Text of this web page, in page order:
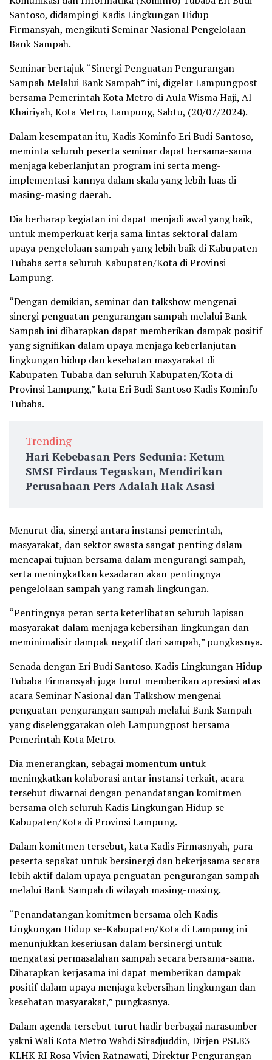
Santoso, didampingi Kadis Lingkungan Hidup
Firmansyah, mengikuti Seminar Nasional Pengelolaan
Bank Sampah.
Seminar bertajuk “Sinergi Penguatan Pengurangan
Sampah Melalui Bank Sampah” ini, digelar Lampungpost
bersama Pemerintah Kota Metro di Aula Wisma Haji, Al
Khairiyah, Kota Metro, Lampung, Sabtu, (20/07/2024).
Dalam kesempatan itu, Kadis Kominfo Eri Budi Santoso,
meminta seluruh peserta seminar dapat bersama-sama
menjaga keberlanjutan program ini serta meng-
implementasi-kannya dalam skala yang lebih luas di
masing-masing daerah.
Dia berharap kegiatan ini dapat menjadi awal yang baik,
untuk memperkuat kerja sama lintas sektoral dalam
upaya pengelolaan sampah yang lebih baik di Kabupaten
Tubaba serta seluruh Kabupaten/Kota di Provinsi
Lampung.
“Dengan demikian, seminar dan talkshow mengenai
sinergi penguatan pengurangan sampah melalui Bank
Sampah ini diharapkan dapat memberikan dampak positif
yang signifikan dalam upaya menjaga keberlanjutan
lingkungan hidup dan kesehatan masyarakat di
Kabupaten Tubaba dan seluruh Kabupaten/Kota di
Provinsi Lampung,” kata Eri Budi Santoso Kadis Kominfo
Tubaba.
Trending
Hari Kebebasan Pers Sedunia: Ketum
SMSI Firdaus Tegaskan, Mendirikan
Perusahaan Pers Adalah Hak Asasi
Menurut dia, sinergi antara instansi pemerintah,
masyarakat, dan sektor swasta sangat penting dalam
mencapai tujuan bersama dalam mengurangi sampah,
serta meningkatkan kesadaran akan pentingnya
pengelolaan sampah yang ramah lingkungan.
“Pentingnya peran serta keterlibatan seluruh lapisan
masyarakat dalam menjaga kebersihan lingkungan dan
meminimalisir dampak negatif dari sampah,” pungkasnya.
Senada dengan Eri Budi Santoso. Kadis Lingkungan Hidup
Tubaba Firmansyah juga turut memberikan apresiasi atas
acara Seminar Nasional dan Talkshow mengenai
penguatan pengurangan sampah melalui Bank Sampah
yang diselenggarakan oleh Lampungpost bersama
Pemerintah Kota Metro.
Dia menerangkan, sebagai momentum untuk
meningkatkan kolaborasi antar instansi terkait, acara
tersebut diwarnai dengan penandatangan komitmen
bersama oleh seluruh Kadis Lingkungan Hidup se-
Kabupaten/Kota di Provinsi Lampung.
Dalam komitmen tersebut, kata Kadis Firmasnyah, para
peserta sepakat untuk bersinergi dan bekerjasama secara
lebih aktif dalam upaya penguatan pengurangan sampah
melalui Bank Sampah di wilayah masing-masing.
“Penandatangan komitmen bersama oleh Kadis
Lingkungan Hidup se-Kabupaten/Kota di Lampung ini
menunjukkan keseriusan dalam bersinergi untuk
mengatasi permasalahan sampah secara bersama-sama.
Diharapkan kerjasama ini dapat memberikan dampak
positif dalam upaya menjaga kebersihan lingkungan dan
kesehatan masyarakat,” pungkasnya.
Dalam agenda tersebut turut hadir berbagai narasumber
yakni Wali Kota Metro Wahdi Siradjuddin, Dirjen PSLB3
KLHK RI Rosa Vivien Ratnawati, Direktur Pengurangan